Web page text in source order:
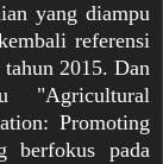
yang diampu
referensi
2015. Dan
"Agricultural
Promoting
berfokus pada